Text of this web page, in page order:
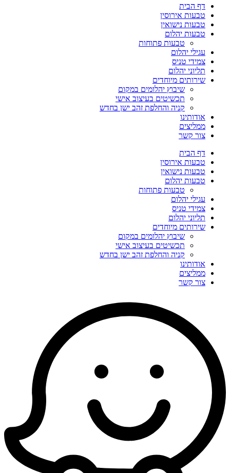
דף הבית
טבעות אירוסין
טבעות נישואין
טבעות יהלום
טבעות פתוחות
עגילי יהלום
צמידי טניס
תליוני יהלום
שירותים מיוחדים
שיבוץ יהלומים במקום
תכשיטים בעיצוב אישי
קניה והחלפת זהב ישן בחדש
אודותינו
ממליצים
צור קשר
דף הבית
טבעות אירוסין
טבעות נישואין
טבעות יהלום
טבעות פתוחות
עגילי יהלום
צמידי טניס
תליוני יהלום
שירותים מיוחדים
שיבוץ יהלומים במקום
תכשיטים בעיצוב אישי
קניה והחלפת זהב ישן בחדש
אודותינו
ממליצים
צור קשר